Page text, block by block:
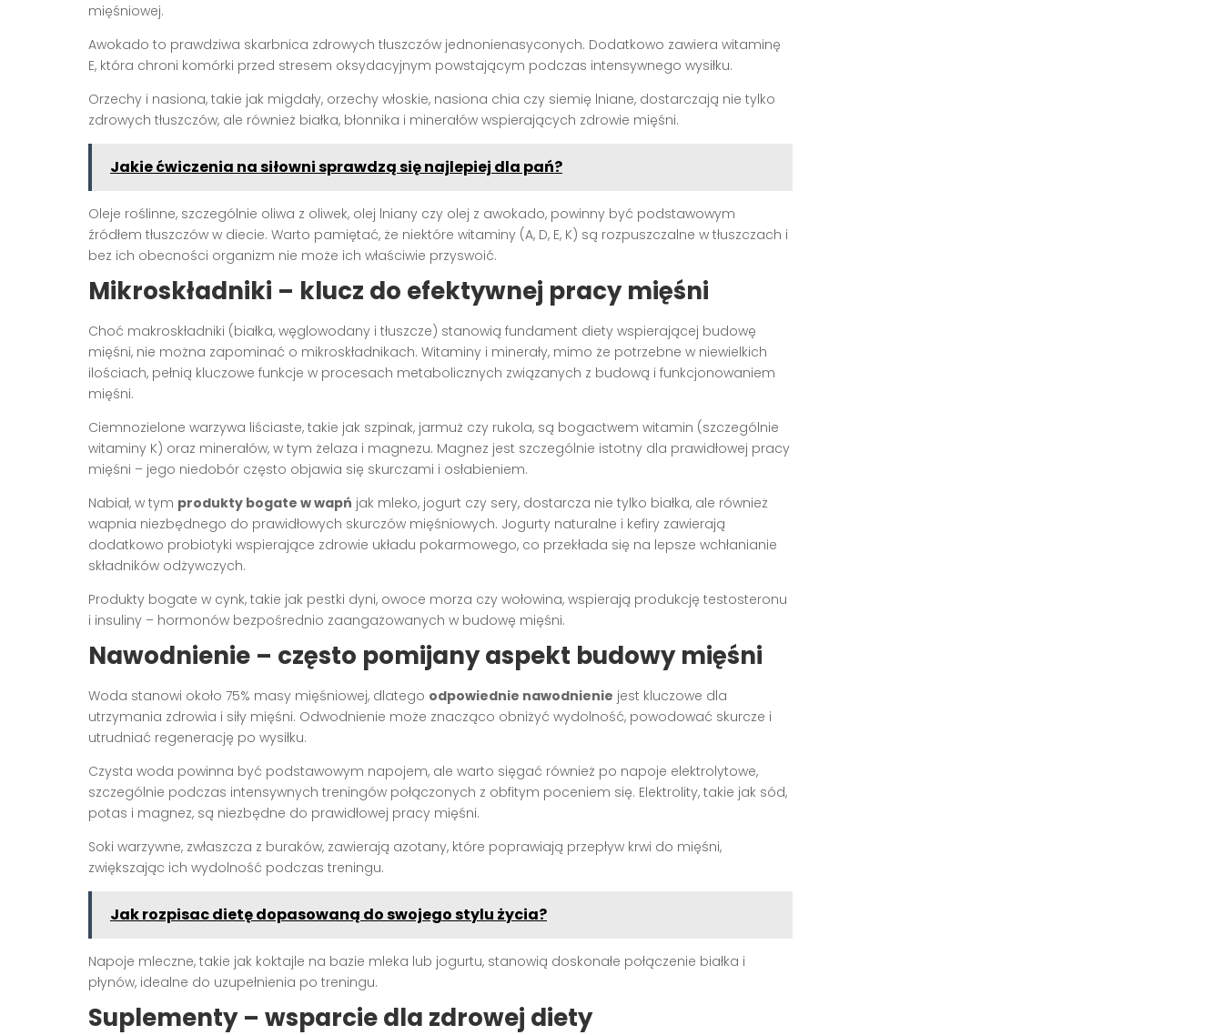
mięśniowej.
Awokado to prawdziwa skarbnica zdrowych tłuszczów jednonienasyconych. Dodatkowo zawiera witaminę
E, która chroni komórki przed stresem oksydacyjnym powstającym podczas intensywnego wysiłku.
Orzechy i nasiona, takie jak migdały, orzechy włoskie, nasiona chia czy siemię lniane, dostarczają nie tylko
zdrowych tłuszczów, ale również białka, błonnika i minerałów wspierających zdrowie mięśni.
Jakie ćwiczenia na siłowni sprawdzą się najlepiej dla pań?
Oleje roślinne, szczególnie oliwa z oliwek, olej lniany czy olej z awokado, powinny być podstawowym
źródłem tłuszczów w diecie. Warto pamiętać, że niektóre witaminy (A, D, E, K) są rozpuszczalne w tłuszczach i
bez ich obecności organizm nie może ich właściwie przyswoić.
Mikroskładniki – klucz do efektywnej pracy mięśni
Choć makroskładniki (białka, węglowodany i tłuszcze) stanowią fundament diety wspierającej budowę
mięśni, nie można zapominać o mikroskładnikach. Witaminy i minerały, mimo że potrzebne w niewielkich
ilościach, pełnią kluczowe funkcje w procesach metabolicznych związanych z budową i funkcjonowaniem
mięśni.
Ciemnozielone warzywa liściaste, takie jak szpinak, jarmuż czy rukola, są bogactwem witamin (szczególnie
witaminy K) oraz minerałów, w tym żelaza i magnezu. Magnez jest szczególnie istotny dla prawidłowej pracy
mięśni – jego niedobór często objawia się skurczami i osłabieniem.
Nabiał, w tym produkty bogate w wapń jak mleko, jogurt czy sery, dostarcza nie tylko białka, ale również
wapnia niezbędnego do prawidłowych skurczów mięśniowych. Jogurty naturalne i kefiry zawierają
dodatkowo probiotyki wspierające zdrowie układu pokarmowego, co przekłada się na lepsze wchłanianie
składników odżywczych.
Produkty bogate w cynk, takie jak pestki dyni, owoce morza czy wołowina, wspierają produkcję testosteronu
i insuliny – hormonów bezpośrednio zaangażowanych w budowę mięśni.
Nawodnienie – często pomijany aspekt budowy mięśni
Woda stanowi około 75% masy mięśniowej, dlatego odpowiednie nawodnienie jest kluczowe dla
utrzymania zdrowia i siły mięśni. Odwodnienie może znacząco obniżyć wydolność, powodować skurcze i
utrudniać regenerację po wysiłku.
Czysta woda powinna być podstawowym napojem, ale warto sięgać również po napoje elektrolytowe,
szczególnie podczas intensywnych treningów połączonych z obfitym poceniem się. Elektrolity, takie jak sód,
potas i magnez, są niezbędne do prawidłowej pracy mięśni.
Soki warzywne, zwłaszcza z buraków, zawierają azotany, które poprawiają przepływ krwi do mięśni,
zwiększając ich wydolność podczas treningu.
Jak rozpisac dietę dopasowaną do swojego stylu życia?
Napoje mleczne, takie jak koktajle na bazie mleka lub jogurtu, stanowią doskonałe połączenie białka i
płynów, idealne do uzupełnienia po treningu.
Suplementy – wsparcie dla zdrowej diety